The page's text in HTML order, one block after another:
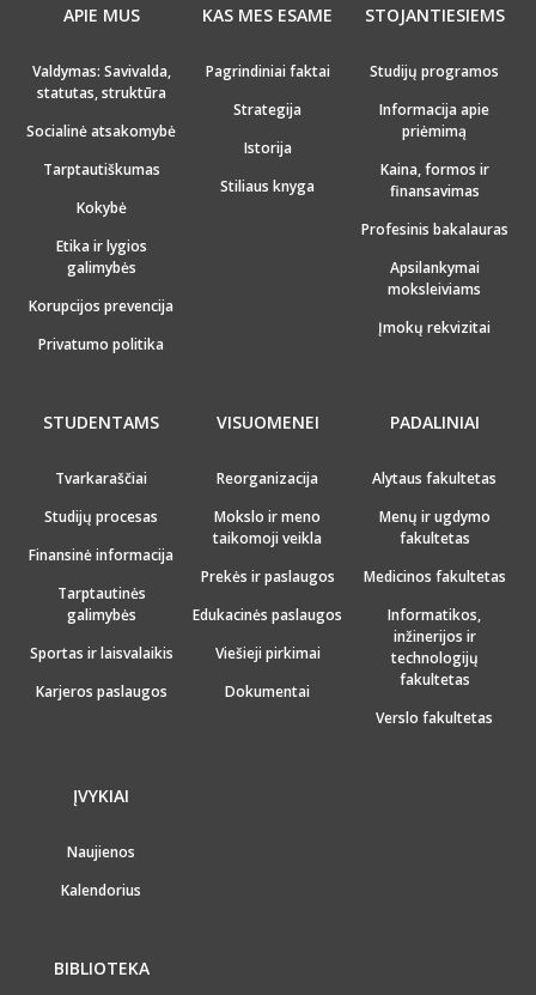
APIE MUS
Valdymas: Savivalda,
statutas, struktūra
Socialinė atsakomybė
Tarptautiškumas
Kokybė
Etika ir lygios
galimybės
Korupcijos prevencija
Privatumo politika
KAS MES ESAME
Pagrindiniai faktai
Strategija
Istorija
Stiliaus knyga
STOJANTIESIEMS
Studijų programos
Informacija apie
priėmimą
Kaina, formos ir
finansavimas
Profesinis bakalauras
Apsilankymai
moksleiviams
Įmokų rekvizitai
STUDENTAMS
Tvarkaraščiai
Studijų procesas
Finansinė informacija
Tarptautinės
galimybės
Sportas ir laisvalaikis
Karjeros paslaugos
VISUOMENEI
Reorganizacija
Mokslo ir meno
taikomoji veikla
Prekės ir paslaugos
Edukacinės paslaugos
Viešieji pirkimai
Dokumentai
PADALINIAI
Alytaus fakultetas
Menų ir ugdymo
fakultetas
Medicinos fakultetas
Informatikos,
inžinerijos ir
technologijų
fakultetas
Verslo fakultetas
ĮVYKIAI
Naujienos
Kalendorius
BIBLIOTEKA